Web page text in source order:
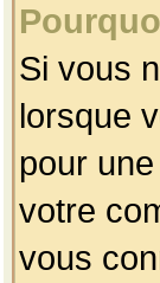
Si vous
lorsque
pour
votre
vous